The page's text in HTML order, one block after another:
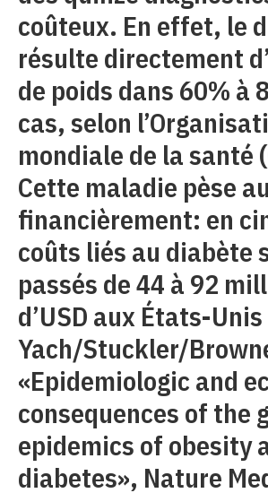
coûteux. En effet, le
résulte directement
de poids dans 60% à
cas, selon
mondiale de la santé
Cette maladie pèse
financièrement: en
coûts liés au diabète
passés de 44 à 92
d’USD aux États-Unis
Yach/Stuckler/
«Epidemiologic and
consequences of the
epidemics of obesity
diabetes», Nature